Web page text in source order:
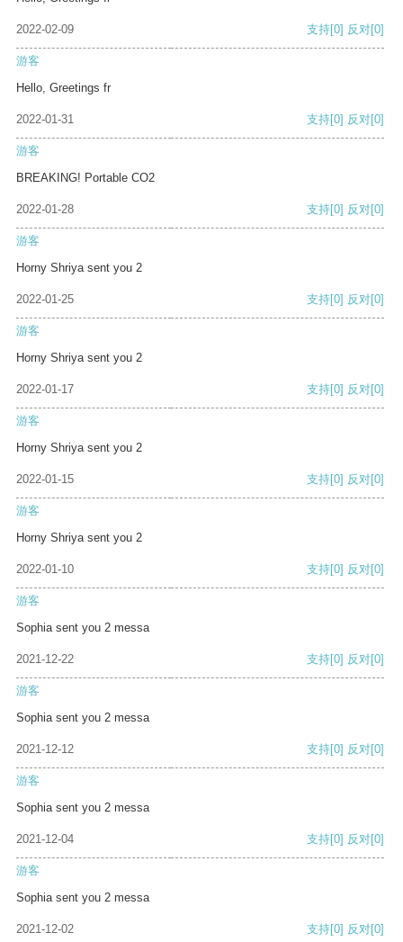
2022-02-09 支持[0] 反对[0]
游客
Hello, Greetings fr
2022-01-31 支持[0] 反对[0]
游客
BREAKING! Portable CO2
2022-01-28 支持[0] 反对[0]
游客
Horny Shriya sent you 2
2022-01-25 支持[0] 反对[0]
游客
Horny Shriya sent you 2
2022-01-17 支持[0] 反对[0]
游客
Horny Shriya sent you 2
2022-01-15 支持[0] 反对[0]
游客
Horny Shriya sent you 2
2022-01-10 支持[0] 反对[0]
游客
Sophia sent you 2 messa
2021-12-22 支持[0] 反对[0]
游客
Sophia sent you 2 messa
2021-12-12 支持[0] 反对[0]
游客
Sophia sent you 2 messa
2021-12-04 支持[0] 反对[0]
游客
Sophia sent you 2 messa
2021-12-02 支持[0] 反对[0]